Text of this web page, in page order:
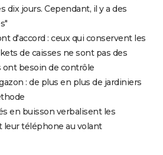
dix jours. Cependant, il y a des
d'accord : ceux qui conservent les
de caisses ne sont pas des
ont besoin de contrôle
: de plus en plus de jardiniers
en buisson verbalisent les
leur téléphone au volant